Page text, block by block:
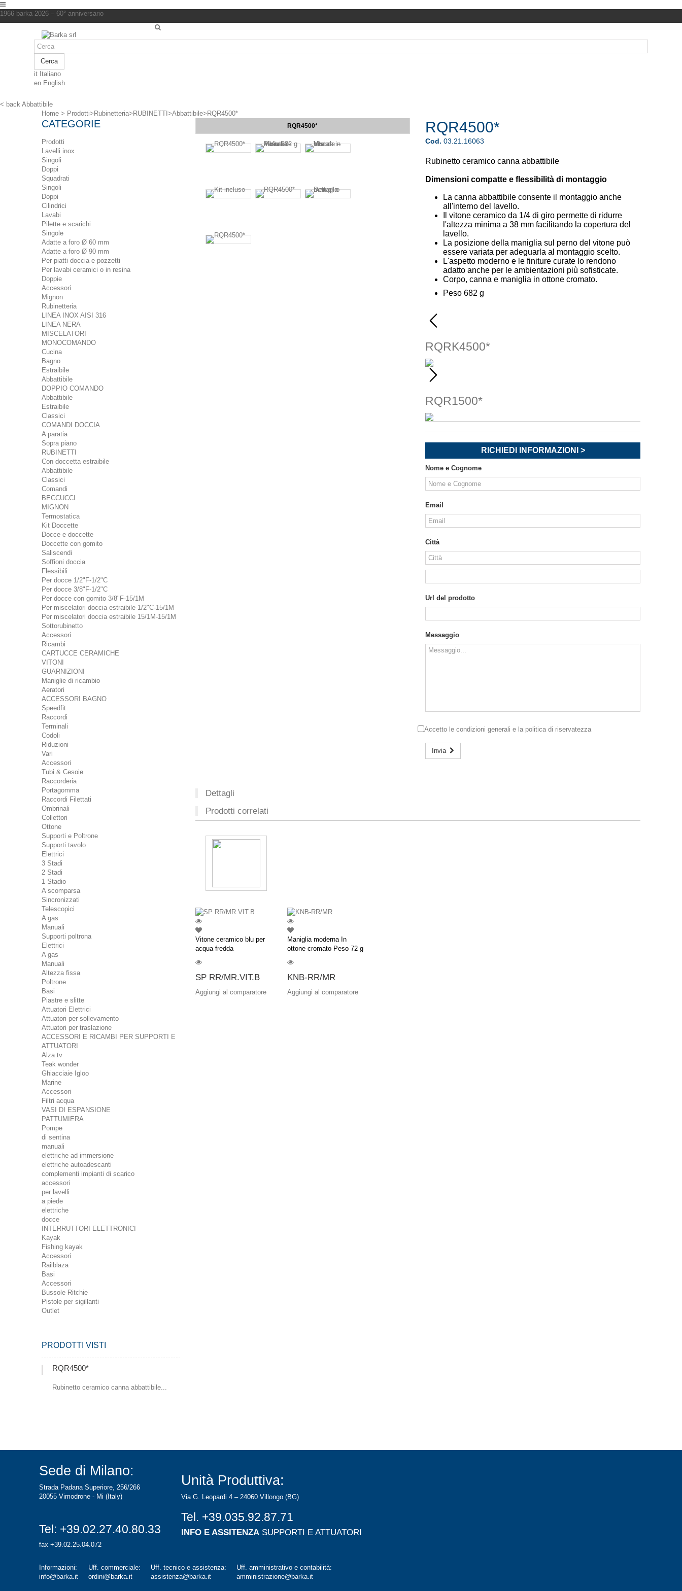
1966 barka 2026 – 60° anniversario
Cerca
it Italiano
en English
< back Abbattibile
Home > Prodotti> Rubinetteria> RUBINETTI >Abbattibile> RQR4500*
CATEGORIE
Prodotti
Lavelli inox
Singoli
Doppi
Squadrati
Singoli
Doppi
Cilindrici
Lavabi
Pilette e scarichi
Singole
Adatte a foro Ø 60 mm
Adatte a foro Ø 90 mm
Per piatti doccia e pozzetti
Per lavabi ceramici o in resina
Doppie
Accessori
Mignon
Rubinetteria
LINEA INOX AISI 316
LINEA NERA
MISCELATORI
MONOCOMANDO
Cucina
Bagno
Estraibile
Abbattibile
DOPPIO COMANDO
Abbattibile
Estraibile
Classici
COMANDI DOCCIA
A paratia
Sopra piano
RUBINETTI
Con doccetta estraibile
Abbattibile
Classici
Comandi
BECCUCCI
MIGNON
Termostatica
Kit Doccette
Docce e doccette
Doccette con gomito
Saliscendi
Soffioni doccia
Flessibili
Per docce 1/2"F-1/2"C
Per docce 3/8"F-1/2"C
Per docce con gomito 3/8"F-15/1M
Per miscelatori doccia estraibile 1/2"C-15/1M
Per miscelatori doccia estraibile 15/1M-15/1M
Sottorubinetto
Accessori
Ricambi
CARTUCCE CERAMICHE
VITONI
GUARNIZIONI
Maniglie di ricambio
Aeratori
ACCESSORI BAGNO
Speedfit
Raccordi
Terminali
Codoli
Riduzioni
Vari
Accessori
Tubi & Cesoie
Raccorderia
Portagomma
Raccordi Filettati
Ombrinali
Collettori
Ottone
Supporti e Poltrone
Supporti tavolo
Elettrici
3 Stadi
2 Stadi
1 Stadio
A scomparsa
Sincronizzati
Telescopici
A gas
Manuali
Supporti poltrona
Elettrici
A gas
Manuali
Altezza fissa
Poltrone
Basi
Piastre e slitte
Attuatori Elettrici
Attuatori per sollevamento
Attuatori per traslazione
ACCESSORI E RICAMBI PER SUPPORTI E
ATTUATORI
Alza tv
Teak wonder
Ghiacciaie Igloo
Marine
Accessori
Filtri acqua
VASI DI ESPANSIONE
PATTUMIERA
Pompe
di sentina
manuali
elettriche ad immersione
elettriche autoadescanti
complementi impianti di scarico
accessori
per lavelli
a piede
elettriche
docce
INTERRUTTORI ELETTRONICI
Kayak
Fishing kayak
Accessori
Railblaza
Basi
Accessori
Bussole Ritchie
Pistole per sigillanti
Outlet
PRODOTTI VISTI
RQR4500*
Rubinetto ceramico canna abbattibile...
RQR4500* RQR4500*
Cod. 03.21.16063
Rubinetto ceramico canna abbattibile
Dimensioni compatte e flessibilità di montaggio
La canna abbattibile consente il montaggio anche
all'interno del lavello.
Il vitone ceramico da 1/4 di giro permette di ridurre
l'altezza minima a 38 mm facilitando la copertura del
lavello.
La posizione della maniglia sul perno del vitone può
essere variata per adeguarla al montaggio scelto.
L'aspetto moderno e le finiture curate lo rendono
adatto anche per le ambientazioni più sofisticate.
Corpo, canna e maniglia in ottone cromato.
Peso 682 g
RQRK4500*
RQR1500*
RICHIEDI INFORMAZIONI >
Nome e Cognome
Email
Città
Url del prodotto
Messaggio
Accetto lecondizioni generali e la politica di riservatezza
Invia
Dettagli
Prodotti correlati
Vitone ceramico blu per
acqua fredda
SP RR/MR.VIT.B
Aggiungi al comparatore
Maniglia moderna In
ottone cromato Peso 72 g
KNB-RR/MR
Aggiungi al comparatore
Sede di Milano:
Strada Padana Superiore, 256/266
20055 Vimodrone - Mi (Italy)
Tel: +39.02.27.40.80.33
fax +39.02.25.04.072
Unità Produttiva:
Via G. Leopardi 4 – 24060 Villongo (BG)
Tel. +39.035.92.87.71
INFO E ASSITENZA SUPPORTI E ATTUATORI
Informazioni:
info@barka.it
Uff. commerciale:
ordini@barka.it
Uff. tecnico e assistenza:
assistenza@barka.it
Uff. amministrativo e contabilità:
amministrazione@barka.it